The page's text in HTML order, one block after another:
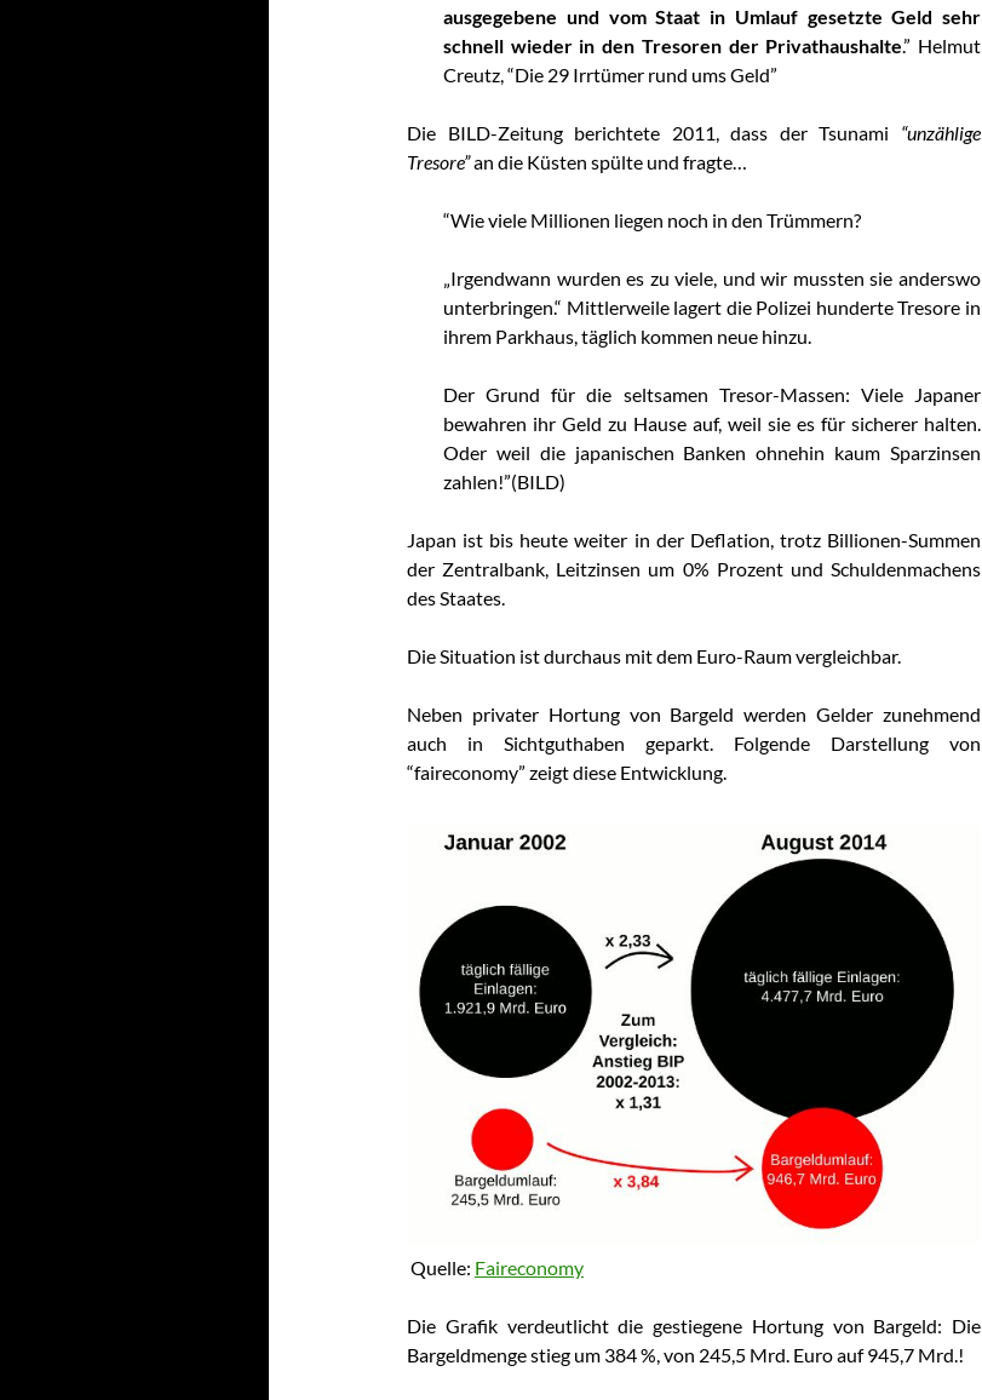
ausgegebene und vom Staat in Umlauf gesetzte Geld sehr
schnell wieder in den Tresoren der Privathaushalte.” Helmut
Creutz, “Die 29 Irrtümer rund ums Geld”
Die BILD-Zeitung berichtete 2011, dass der Tsunami “unzählige
Tresore”an die Küsten spülte und fragte…
“Wie viele Millionen liegen noch in den Trümmern?
„Irgendwann wurden es zu viele, und wir mussten sie anderswo
unterbringen.“ Mittlerweile lagert die Polizei hunderte Tresore in
ihrem Parkhaus, täglich kommen neue hinzu.
Der Grund für die seltsamen Tresor-Massen: Viele Japaner
bewahren ihr Geld zu Hause auf, weil sie es für sicherer halten.
Oder weil die japanischen Banken ohnehin kaum Sparzinsen
zahlen!”(BILD)
Japan ist bis heute weiter in der Deflation, trotz Billionen-Summen
der Zentralbank, Leitzinsen um 0% Prozent und Schuldenmachens
des Staates.
Die Situation ist durchaus mit dem Euro-Raum vergleichbar.
Neben privater Hortung von Bargeld werden Gelder zunehmend
auch in Sichtguthaben geparkt. Folgende Darstellung von
“faireconomy” zeigt diese Entwicklung.
Quelle: Faireconomy
Die Grafik verdeutlicht die gestiegene Hortung von Bargeld: Die
Bargeldmenge stieg um 384 %,von 245,5 Mrd. Euro auf 945,7 Mrd.!